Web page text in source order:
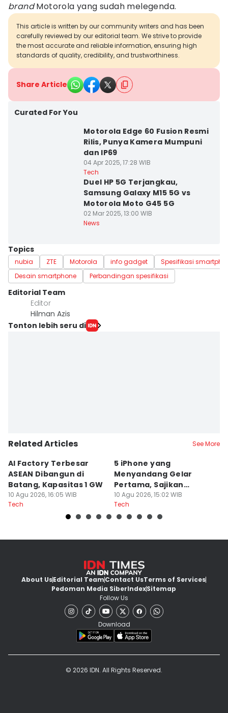
brandMotorola yang sudah melegenda.
This article is written by our community writers and has been
carefully reviewed by our editorial team. We strive to provide
the most accurate and reliable information, ensuring high
standards of quality, credibility, and trustworthiness.
Share Article
Curated For You
Motorola Edge 60 Fusion Resmi
Rilis, Punya Kamera Mumpuni
dan IP69
04 Apr 2025, 17:28 WIB
Tech
Duel HP 5G Terjangkau,
Samsung Galaxy M15 5G vs
Motorola Moto G45 5G
02 Mar 2025, 13:00 WIB
News
Topics
nubia ZTE Motorola info gadget
Spesifikasi
Desain smartphone
Perbandingan spesifikasi
Editorial Team
Editor
Hilman Azis
Tonton lebih seru di
Related Articles See More
AI Factory Terbesar
ASEAN Dibangun di
Batang, Kapasitas 1 GW
10 Agu 2026, 16:05 WIB
Tech
5 iPhone yang
Menyandang Gelar
Pertama, Sajikan
Inovasi!
10 Agu 2026, 15:02 WIB
Tech
About UsEditorial TeamContact UsTerms of Services
Pedoman Media SiberIndexSitemap
Follow Us
Download
© 2026 IDN. All Rights Reserved.